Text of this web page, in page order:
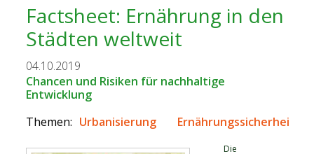
Factsheet: Ernährung in den
Städten weltweit
04.10.2019
Chancen und Risiken für nachhaltige
Entwicklung
Themen: Urbanisierung Ernährungssicherheit
Die